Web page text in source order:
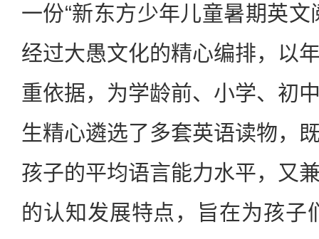
一份“新东方少年儿童暑期英文
经过大愚文化的精心编排，以
重依据，为学龄前、小学、初
生精心遴选了多套英语读物，
孩子的平均语言能力水平，又
的认知发展特点，旨在为孩子